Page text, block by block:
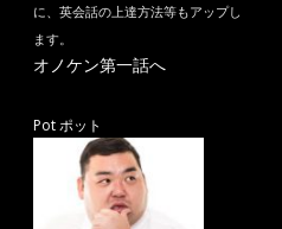
に、英会話の上達方法等もアップし
ます。
オノケン第一話へ
Pot ポット